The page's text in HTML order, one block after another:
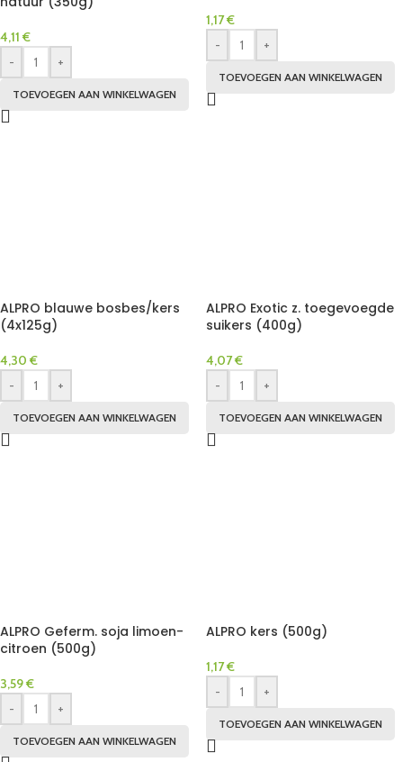
4,11 €
-
+
TOEVOEGEN AAN WINKELWAGEN
1,17€
-
+
TOEVOEGEN AAN WINKELWAGEN
ALPRO blauwe bosbes/kers
(4x125g)
4,30 €
-
+
TOEVOEGEN AAN WINKELWAGEN
ALPRO Exotic z. toegevoegde
suikers (400g)
4,07€
-
+
TOEVOEGEN AAN WINKELWAGEN
ALPRO Geferm. soja limoen-
citroen (500g)
3,59€
-
+
TOEVOEGEN AAN WINKELWAGEN
ALPRO kers (500g)
1,17€
-
+
TOEVOEGEN AAN WINKELWAGEN